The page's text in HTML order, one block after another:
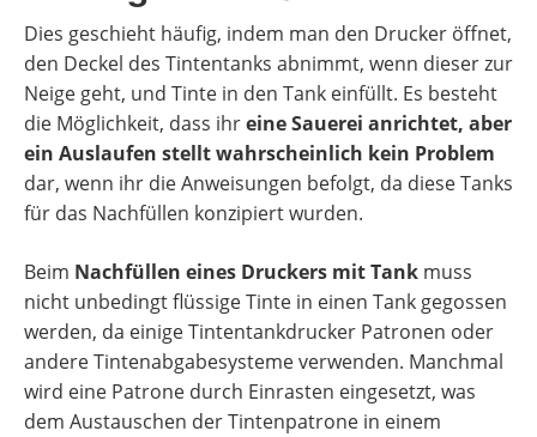
Dies geschieht häufig, indem man den Drucker öffnet,
den Deckel des Tintentanks abnimmt, wenn dieser zur
Neige geht, und Tinte in den Tank einfüllt. Es besteht
die Möglichkeit, dass ihreine Sauerei anrichtet, aber
ein Auslaufen stellt wahrscheinlich kein Problem
dar, wenn ihr die Anweisungen befolgt, da diese Tanks
für das Nachfüllen konzipiert wurden.
Beim Nachfüllen eines Druckers mit Tank muss
nicht unbedingt flüssige Tinte in einen Tank gegossen
werden, da einige Tintentankdrucker Patronen oder
andere Tintenabgabesysteme verwenden. Manchmal
wird eine Patrone durch Einrasten eingesetzt, was
dem Austauschen der Tintenpatrone in einem